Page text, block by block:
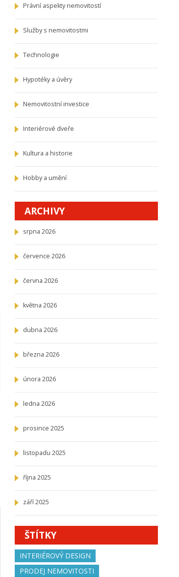
Právní aspekty nemovitostí
Služby s nemovitostmi
Technologie
Hypotéky a úvěry
Nemovitostní investice
Interiérové dveře
Kultura a historie
Hobby a umění
ARCHIVY
srpna 2026
července 2026
června 2026
května 2026
dubna 2026
března 2026
února 2026
ledna 2026
prosince 2025
listopadu 2025
října 2025
září 2025
ŠTÍTKY
INTERIÉROVÝ DESIGN
PRODEJ NEMOVITOSTI